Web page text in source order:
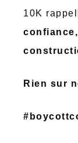
10K
Rien sur